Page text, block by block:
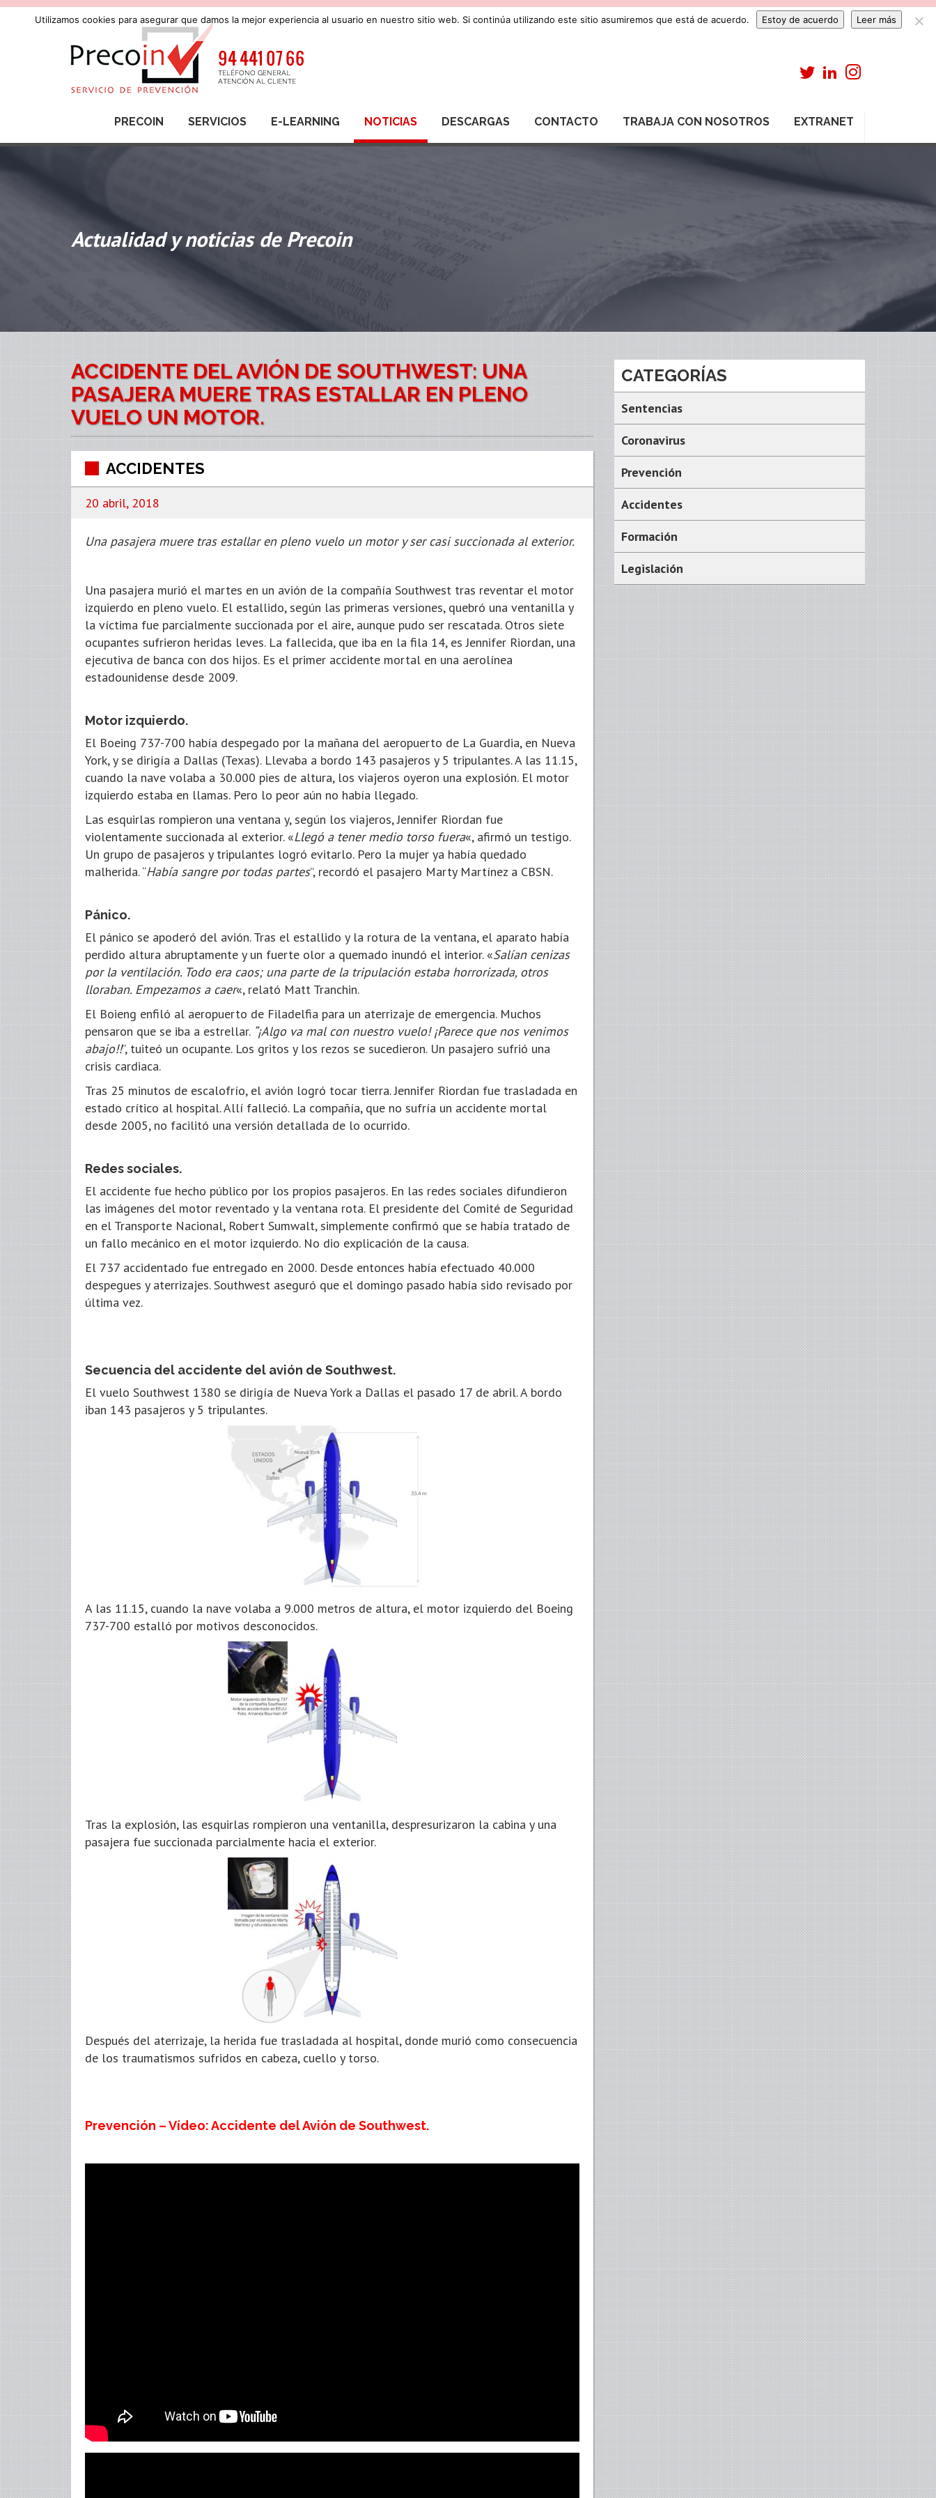
PRECOIN SERVICIOS E-LEARNING NOTICIAS DESCARGAS CONTACTO TRABAJA CON NOSOTROS EXTRANET
Actualidad y noticias de Precoin
ACCIDENTE DEL AVIÓN DE SOUTHWEST: UNA
PASAJERA MUERE TRAS ESTALLAR EN PLENO
VUELO UN MOTOR.
ACCIDENTES
20 abril, 2018
Una pasajera muere tras estallar en pleno vuelo un motor y ser casi succionada al exterior.
Una pasajera murió el martes en un avión de la compañía Southwest tras reventar el motor
izquierdo en pleno vuelo. El estallido, según las primeras versiones, quebró una ventanilla y
la víctima fue parcialmente succionada por el aire, aunque pudo ser rescatada. Otros siete
ocupantes sufrieron heridas leves. La fallecida, que iba en la fila 14, es Jennifer Riordan, una
ejecutiva de banca con dos hijos. Es el primer accidente mortal en una aerolínea
estadounidense desde 2009.
Motor izquierdo.
El Boeing 737-700 había despegado por la mañana del aeropuerto de La Guardia, en Nueva
York, y se dirigía a Dallas (Texas). Llevaba a bordo 143 pasajeros y 5 tripulantes. A las 11.15,
cuando la nave volaba a 30.000 pies de altura, los viajeros oyeron una explosión. El motor
izquierdo estaba en llamas. Pero lo peor aún no había llegado.
Las esquirlas rompieron una ventana y, según los viajeros, Jennifer Riordan fue
violentamente succionada al exterior. «Llegó a tener medio torso fuera«, afirmó un testigo.
Un grupo de pasajeros y tripulantes logró evitarlo. Pero la mujer ya había quedado
malherida. “Había sangre por todas partes”, recordó el pasajero Marty Martínez a CBSN.
Pánico.
El pánico se apoderó del avión. Tras el estallido y la rotura de la ventana, el aparato había
perdido altura abruptamente y un fuerte olor a quemado inundó el interior. «Salían cenizas
por la ventilación. Todo era caos; una parte de la tripulación estaba horrorizada, otros
lloraban. Empezamos a caer«, relató Matt Tranchin.
El Boieng enfiló al aeropuerto de Filadelfia para un aterrizaje de emergencia. Muchos
pensaron que se iba a estrellar. “¡Algo va mal con nuestro vuelo! ¡Parece que nos venimos
abajo!!”, tuiteó un ocupante. Los gritos y los rezos se sucedieron. Un pasajero sufrió una
crisis cardiaca.
Tras 25 minutos de escalofrío, el avión logró tocar tierra. Jennifer Riordan fue trasladada en
estado crítico al hospital. Allí falleció. La compañía, que no sufría un accidente mortal
desde 2005, no facilitó una versión detallada de lo ocurrido.
Redes sociales.
El accidente fue hecho público por los propios pasajeros. En las redes sociales difundieron
las imágenes del motor reventado y la ventana rota. El presidente del Comité de Seguridad
en el Transporte Nacional, Robert Sumwalt, simplemente confirmó que se había tratado de
un fallo mecánico en el motor izquierdo. No dio explicación de la causa.
El 737 accidentado fue entregado en 2000. Desde entonces había efectuado 40.000
despegues y aterrizajes. Southwest aseguró que el domingo pasado había sido revisado por
última vez.
Secuencia del accidente del avión de Southwest.
El vuelo Southwest 1380 se dirigía de Nueva York a Dallas el pasado 17 de abril. A bordo
iban 143 pasajeros y 5 tripulantes.
A las 11.15, cuando la nave volaba a 9.000 metros de altura, el motor izquierdo del Boeing
737-700 estalló por motivos desconocidos.
Tras la explosión, las esquirlas rompieron una ventanilla, despresurizaron la cabina y una
pasajera fue succionada parcialmente hacia el exterior.
Después del aterrizaje, la herida fue trasladada al hospital, donde murió como consecuencia
de los traumatismos sufridos en cabeza, cuello y torso.
Prevención – Vídeo: Accidente del Avión de Southwest.
CATEGORÍAS
Sentencias
Coronavirus
Prevención
Accidentes
Formación
Legislación
Utilizamos cookies para asegurar que damos la mejor experiencia al usuario en nuestro sitio web. Si continúa utilizando este sitio asumiremos que está de acuerdo. Estoy de acuerdo Leer más